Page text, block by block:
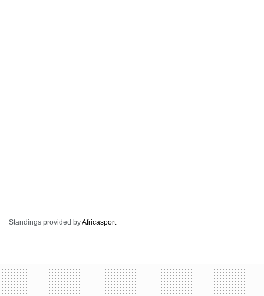
Standings provided byAfricasport